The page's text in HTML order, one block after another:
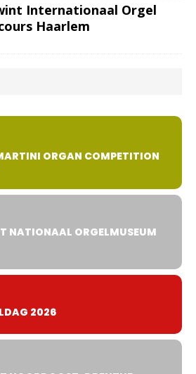
Internationaal Orgel
Haarlem
ORGAN COMPETITION
NATIONAAL ORGELMUSEUM
2026